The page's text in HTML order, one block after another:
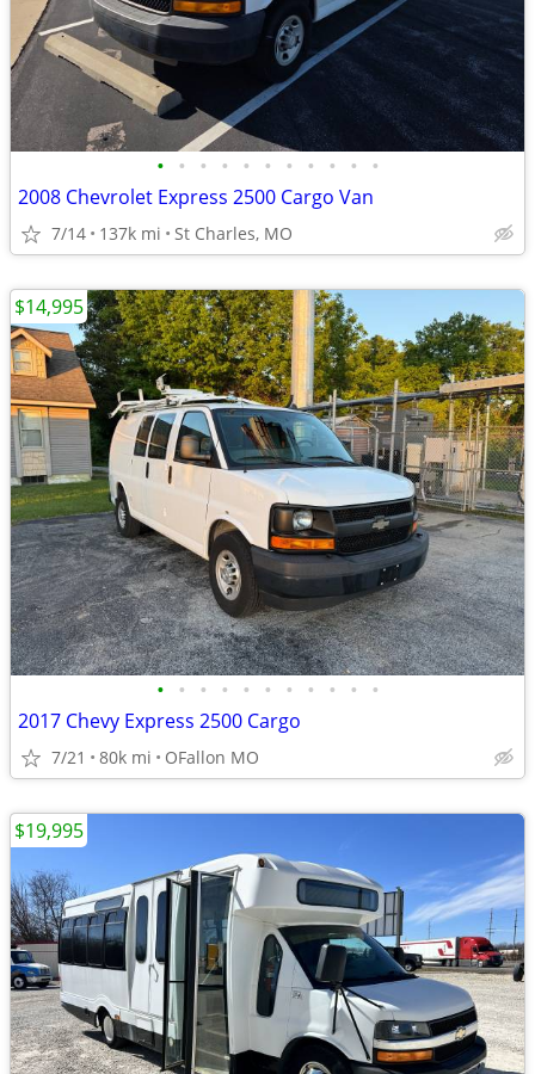
• • • • • • • • • • •
2008 Chevrolet Express 2500 Cargo Van
7/14 137k mi St Charles, MO
• • • • • • • • • • •
2017 Chevy Express 2500 Cargo
7/21 80k mi OFallon MO
$14,995
$19,995